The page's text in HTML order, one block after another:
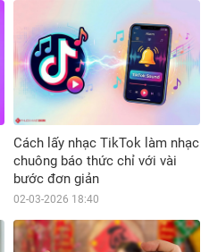
Cách lấy nhạc TikTok làm nhạc
chuông báo thức chỉ với vài
bước đơn giản
02-03-2026 18:40